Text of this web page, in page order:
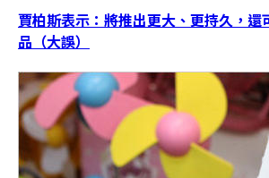
賈柏斯表示：將推出更大、更持久，還
品（大誤）